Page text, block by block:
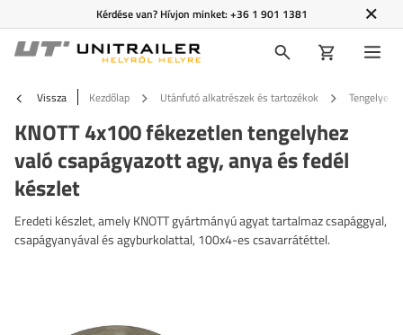
Kérdése van? Hívjon minket:+36 1 901 1381
Vissza Kezdőlap Utánfutó alkatrészek és tartozékok Tengelyek
KNOTT 4x100 fékezetlen tengelyhez
való csapágyazott agy, anya és fedél
készlet
Eredeti készlet, amely KNOTT gyártmányú agyat tartalmaz csapággyal,
csapágyanyával és agyburkolattal, 100x4-es csavarrátéttel.